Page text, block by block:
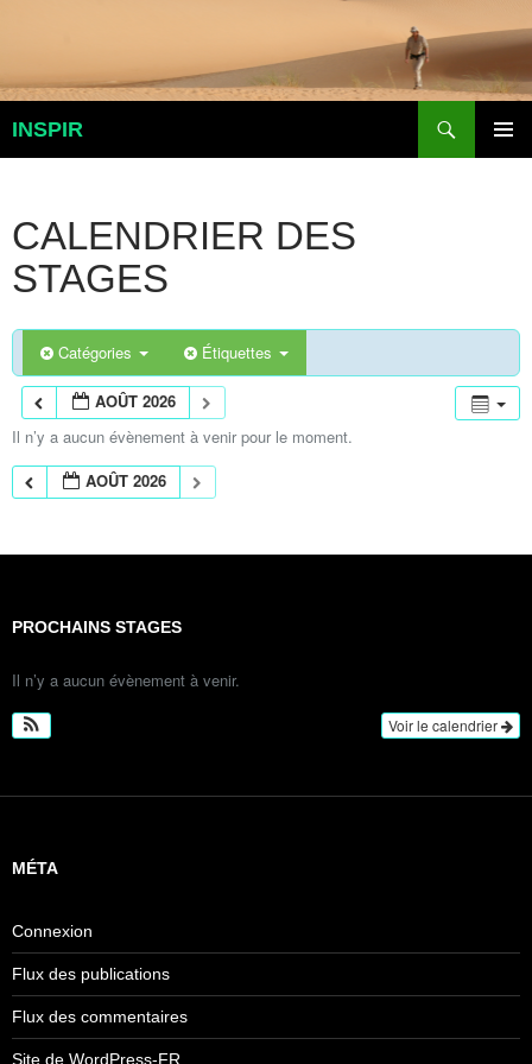
INSPIR
CALENDRIER DES
STAGES
Catégories Étiquettes
AOÛT 2026
Il n’y a aucun évènement à venir pour le moment.
AOÛT 2026
PROCHAINS STAGES
Il n’y a aucun évènement à venir.
Voir le calendrier
MÉTA
Connexion
Flux des publications
Flux des commentaires
Site de WordPress-FR